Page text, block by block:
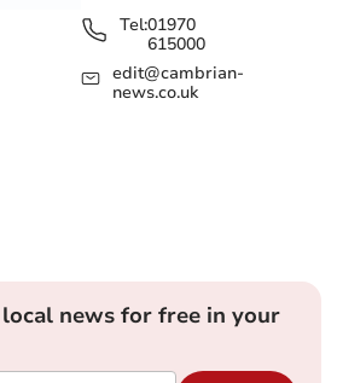
Tel:01970
615000
edit@cambrian-
news.co.uk
news for free in your